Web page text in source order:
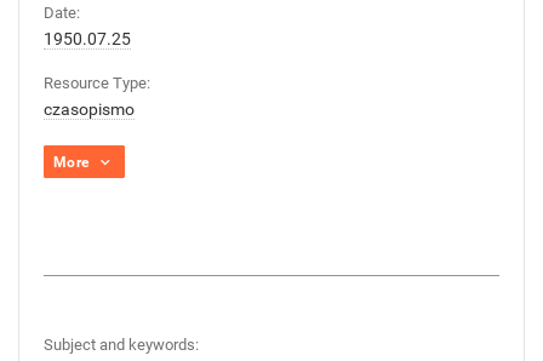
Date:
1950.07.25
Resource Type:
czasopismo
More
Subject and keywords: